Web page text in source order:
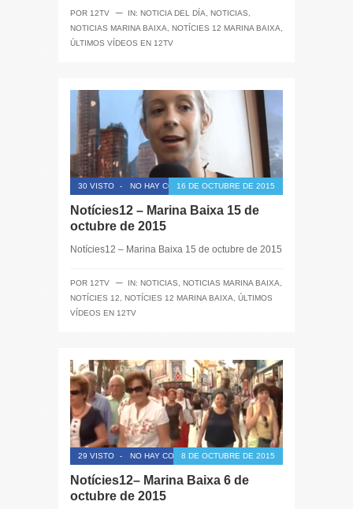
POR 12TV ─ IN: NOTICIA DEL DÍA NOTICIAS
NOTICIAS MARINA BAIXA
NOTÍCIES 12 MARINA BAIXA
ÚLTIMOS VÍDEOS EN 12TV
30 VISTO - NO HAY COMENTARIOS16 DE OCTUBRE DE 2015
Notícies12 – Marina Baixa 15 de
octubre de 2015
Notícies12 – Marina Baixa 15 de octubre de 2015
POR 12TV ─ IN: NOTICIAS, NOTICIAS MARINA BAIXA,
NOTÍCIES 12, NOTÍCIES 12 MARINA BAIXA, ÚLTIMOS
VÍDEOS EN 12TV
29 VISTO - NO HAY COMENTARIOS8 DE OCTUBRE DE 2015
Notícies12– Marina Baixa 6 de
octubre de 2015